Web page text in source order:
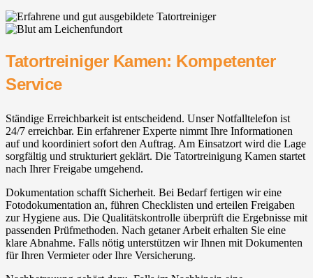
Tatortreiniger Kamen: Kompetenter
Service
Ständige Erreichbarkeit ist entscheidend. Unser Notfalltelefon ist
24/7 erreichbar. Ein erfahrener Experte nimmt Ihre Informationen
auf und koordiniert sofort den Auftrag. Am Einsatzort wird die Lage
sorgfältig und strukturiert geklärt. Die Tatortreinigung Kamen startet
nach Ihrer Freigabe umgehend.
Dokumentation schafft Sicherheit. Bei Bedarf fertigen wir eine
Fotodokumentation an, führen Checklisten und erteilen Freigaben
zur Hygiene aus. Die Qualitätskontrolle überprüft die Ergebnisse mit
passenden Prüfmethoden. Nach getaner Arbeit erhalten Sie eine
klare Abnahme. Falls nötig unterstützen wir Ihnen mit Dokumenten
für Ihren Vermieter oder Ihre Versicherung.